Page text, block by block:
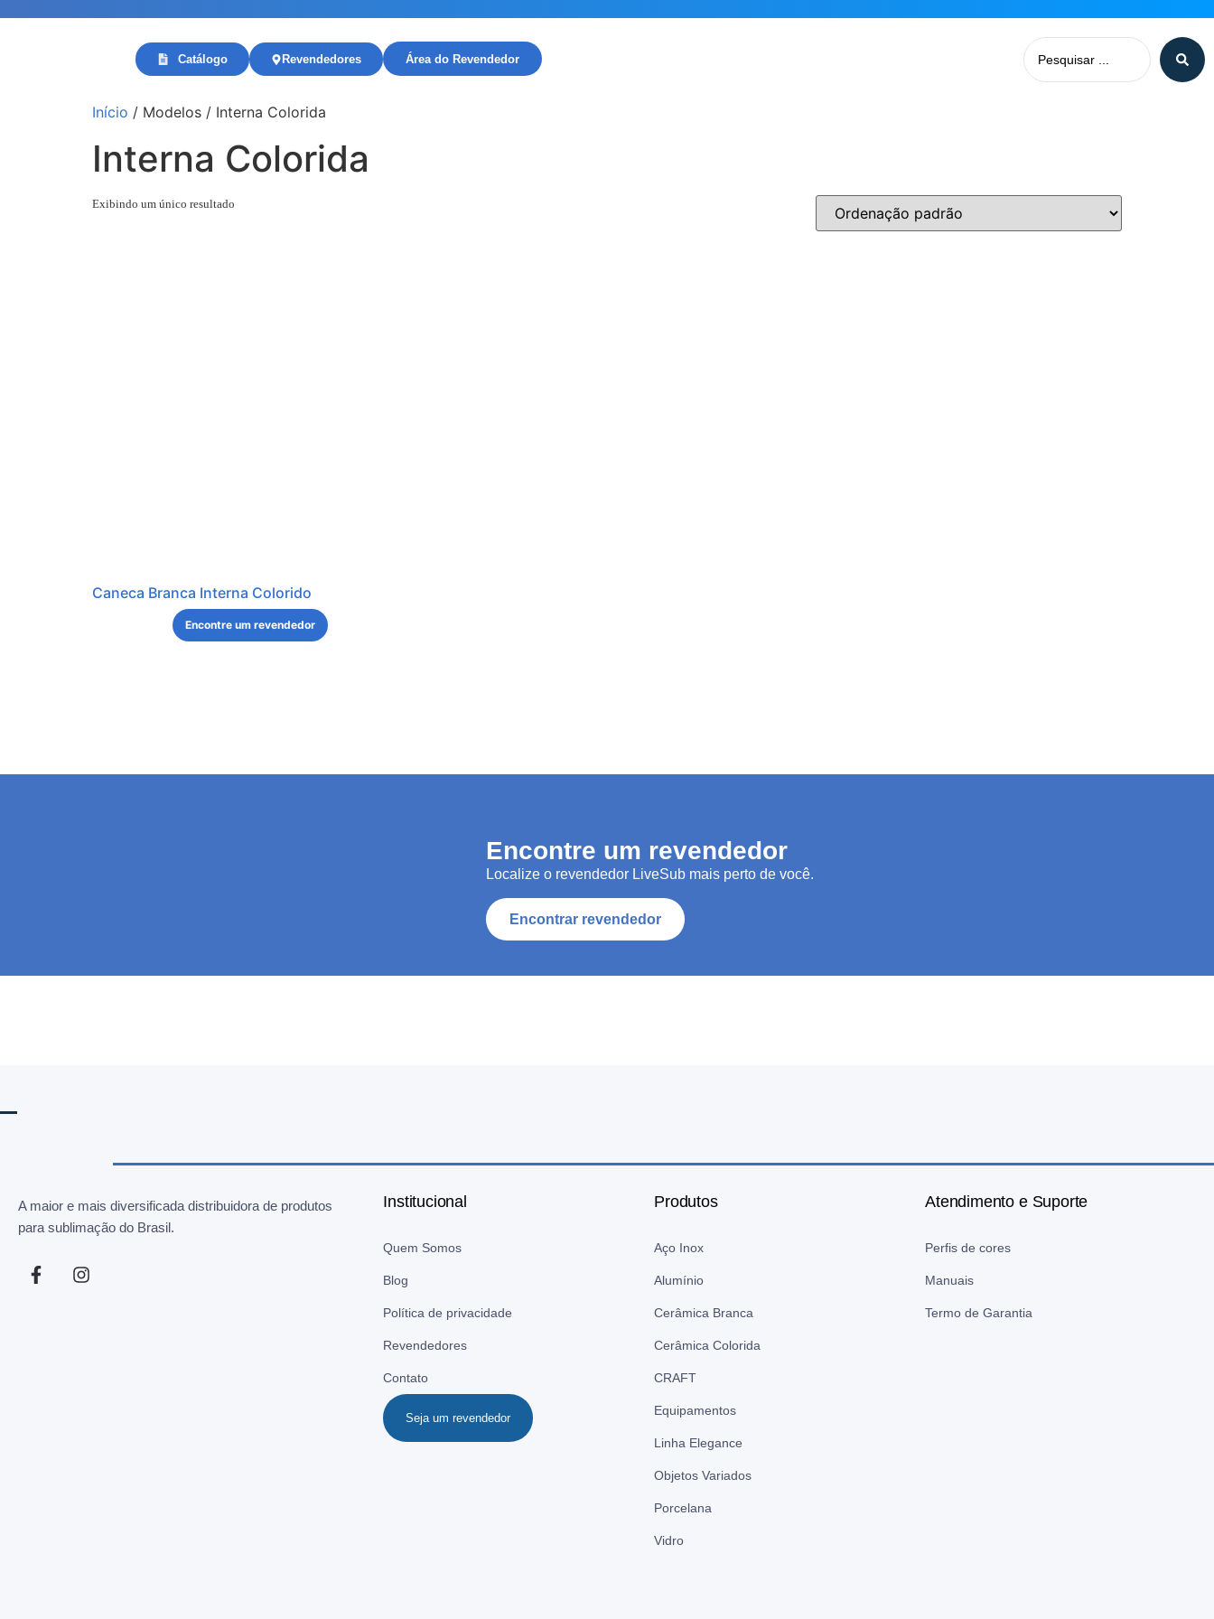
Catálogo Revendedores Área do Revendedor
Início / Modelos / Interna Colorida
Interna Colorida
Exibindo um único resultado
Caneca Branca Interna Colorido
Encontre um revendedor
Encontre um revendedor
Localize o revendedor LiveSub mais perto de você.
Encontrar revendedor
A maior e mais diversificada distribuidora de produtos
para sublimação do Brasil.
Institucional
Quem Somos
Blog
Política de privacidade
Revendedores
Contato
Seja um revendedor
Produtos
Aço Inox
Alumínio
Cerâmica Branca
Cerâmica Colorida
CRAFT
Equipamentos
Linha Elegance
Objetos Variados
Porcelana
Vidro
Atendimento e Suporte
Perfis de cores
Manuais
Termo de Garantia